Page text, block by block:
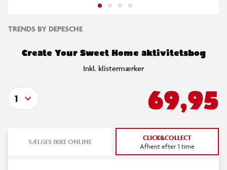
TRENDS BY DEPESCHE
Create Your Sweet Home aktivitetsbog
Inkl. klistermærker
69,95
1
SÆLGES IKKE ONLINE CLICK&COLLECT
Afhent efter 1 time